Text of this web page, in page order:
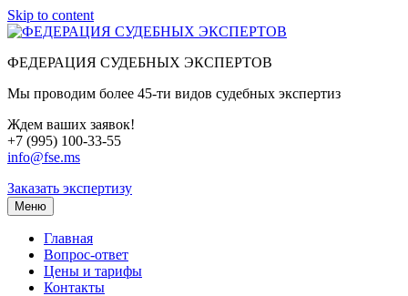
Skip to content
ФЕДЕРАЦИЯ СУДЕБНЫХ ЭКСПЕРТОВ
Мы проводим более 45-ти видов судебных экспертиз
Ждем ваших заявок!
+7 (995) 100-33-55
info@fse.ms
Заказать экспертизу
Меню
Главная
Вопрос-ответ
Цены и тарифы
Контакты